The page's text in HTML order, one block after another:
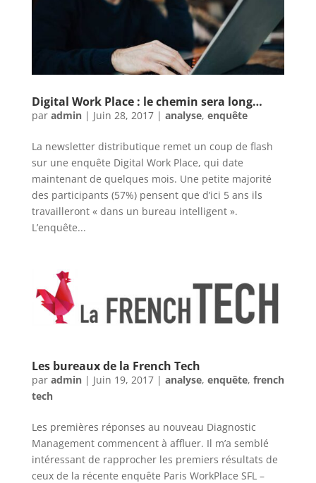
Digital Work Place : le chemin sera long…
par admin| Juin 28, 2017| analyse, enquête
La newsletter distributique remet un coup de flash
sur une enquête Digital Work Place, qui date
maintenant de quelques mois. Une petite majorité
des participants (57%) pensent que d’ici 5 ans ils
travailleront « dans un bureau intelligent ».
L’enquête...
Les bureaux de la French Tech
par admin| Juin 19, 2017| analyse, enquête, french
tech
Les premières réponses au nouveau Diagnostic
Management commencent à affluer. Il m’a semblé
intéressant de rapprocher les premiers résultats de
ceux de la récente enquête Paris WorkPlace SFL –